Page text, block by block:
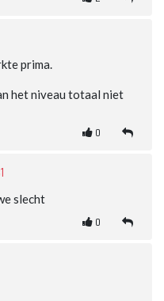
prima.
het niveau totaal niet
0
slecht
0